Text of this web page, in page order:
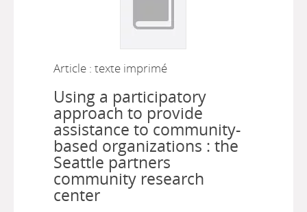
Article : texte imprimé
Using a participatory
approach to provide
assistance to community-
based organizations : the
Seattle partners
community research
center